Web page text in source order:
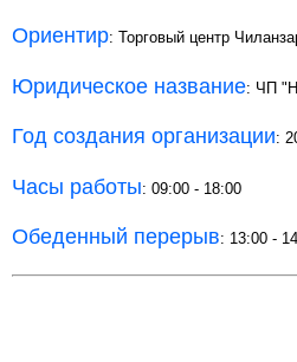
Ориентир: Торговый центр
Юридическое название: ЧП
Год создания организации:
Часы работы: 09:00 - 18:00
Обеденный перерыв: 13:00 -